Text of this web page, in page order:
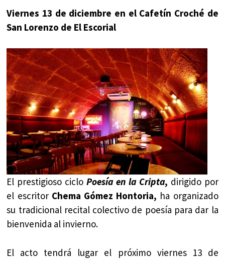
Viernes 13 de diciembre en el Cafetín Croché de
San Lorenzo de El Escorial
El prestigioso cicloPoesía en la Cripta, dirigido por
el escritorChema Gómez Hontoria, ha organizado
su tradicional recital colectivo de poesía para dar la
bienvenida al invierno.
El acto tendrá lugar el próximo viernes 13 de